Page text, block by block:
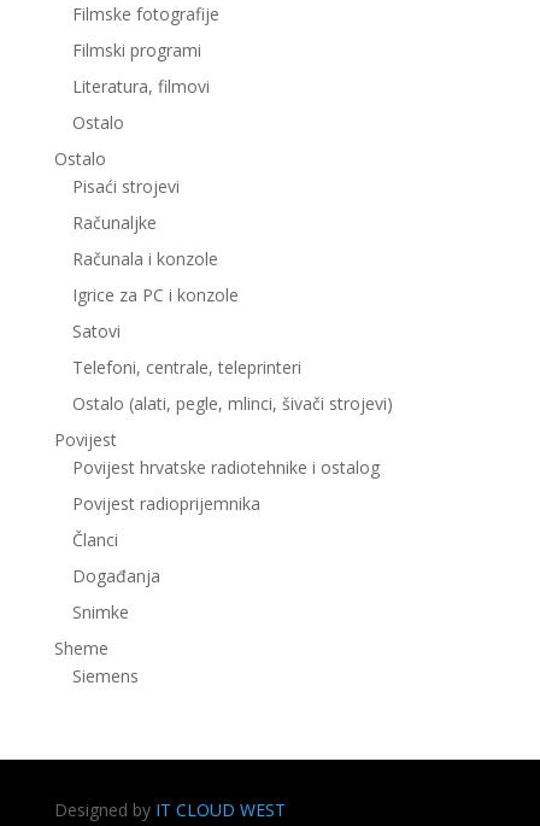
Filmske fotografije
Filmski programi
Literatura, filmovi
Ostalo
Ostalo
Pisaći strojevi
Računaljke
Računala i konzole
Igrice za PC i konzole
Satovi
Telefoni, centrale, teleprinteri
Ostalo (alati, pegle, mlinci, šivači strojevi)
Povijest
Povijest hrvatske radiotehnike i ostalog
Povijest radioprijemnika
Članci
Događanja
Snimke
Sheme
Siemens
Designed by IT CLOUD WEST